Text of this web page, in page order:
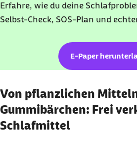
Erfahre, wie du deine
Selbst-Check, SOS-Plan und
E-Paper
Von pflanzlichen
Gummibärchen: Frei
Schlafmittel